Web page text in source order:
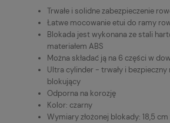
Trwałe i solidne zabezpieczenie
Łatwe mocowanie etui do ramy
Blokada jest wykonana ze stali
materiałem ABS
Można składać ją na 6 części w
Ultra cylinder - trwały i bezpieczny
blokujący
Odporna na korozję
Kolor: czarny
Wymiary złożonej blokady: 18,5